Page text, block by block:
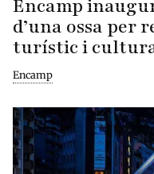
Encamp
d’una ossa per
turístic i
Encamp